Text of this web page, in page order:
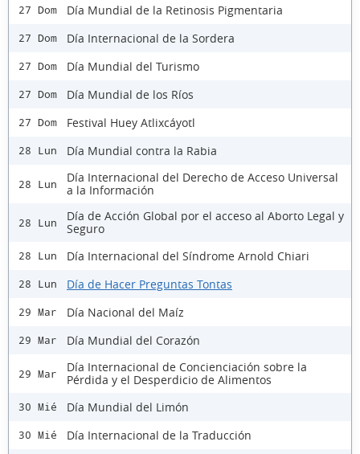
27 Dom Día Mundial de la Retinosis Pigmentaria
27 Dom Día Internacional de la Sordera
27 Dom Día Mundial del Turismo
27 Dom Día Mundial de los Ríos
27 Dom Festival Huey Atlixcáyotl
28 Lun Día Mundial contra la Rabia
28 Lun
Día Internacional del Derecho de Acceso Universal
a la Información
28 Lun
Día de Acción Global por el acceso al Aborto Legal y
Seguro
28 Lun Día Internacional del Síndrome Arnold Chiari
28 Lun Día de Hacer Preguntas Tontas
29 Mar Día Nacional del Maíz
29 Mar Día Mundial del Corazón
29 Mar
Día Internacional de Concienciación sobre la
Pérdida y el Desperdicio de Alimentos
30 Mié Día Mundial del Limón
30 Mié Día Internacional de la Traducción